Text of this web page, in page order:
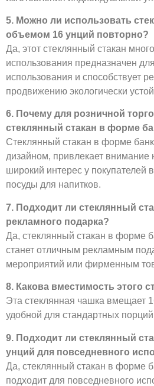
5. Можно ли использовать
объемом 16 унций повторно?
Да, этот стеклянный стакан
использования предназначен
использования и способствует
продвижению экологически
6. Почему для розничной
стеклянный стакан в форме
Стеклянный стакан в форме
дизайном, привлекает внимание
широкий интерес у покупателей
посуды для напитков.
7. Подходит ли стеклянный
рекламного подарка?
Да, стеклянный стакан в форме
станет отличным рекламным
мероприятий или фирменным
8. Какова вместимость этого
Эта стеклянная чашка вмещает
удобной для стандартных
9. Подходит ли стеклянный
унций для повседневного
Да, стеклянный стакан в форме
подходит для повседневного